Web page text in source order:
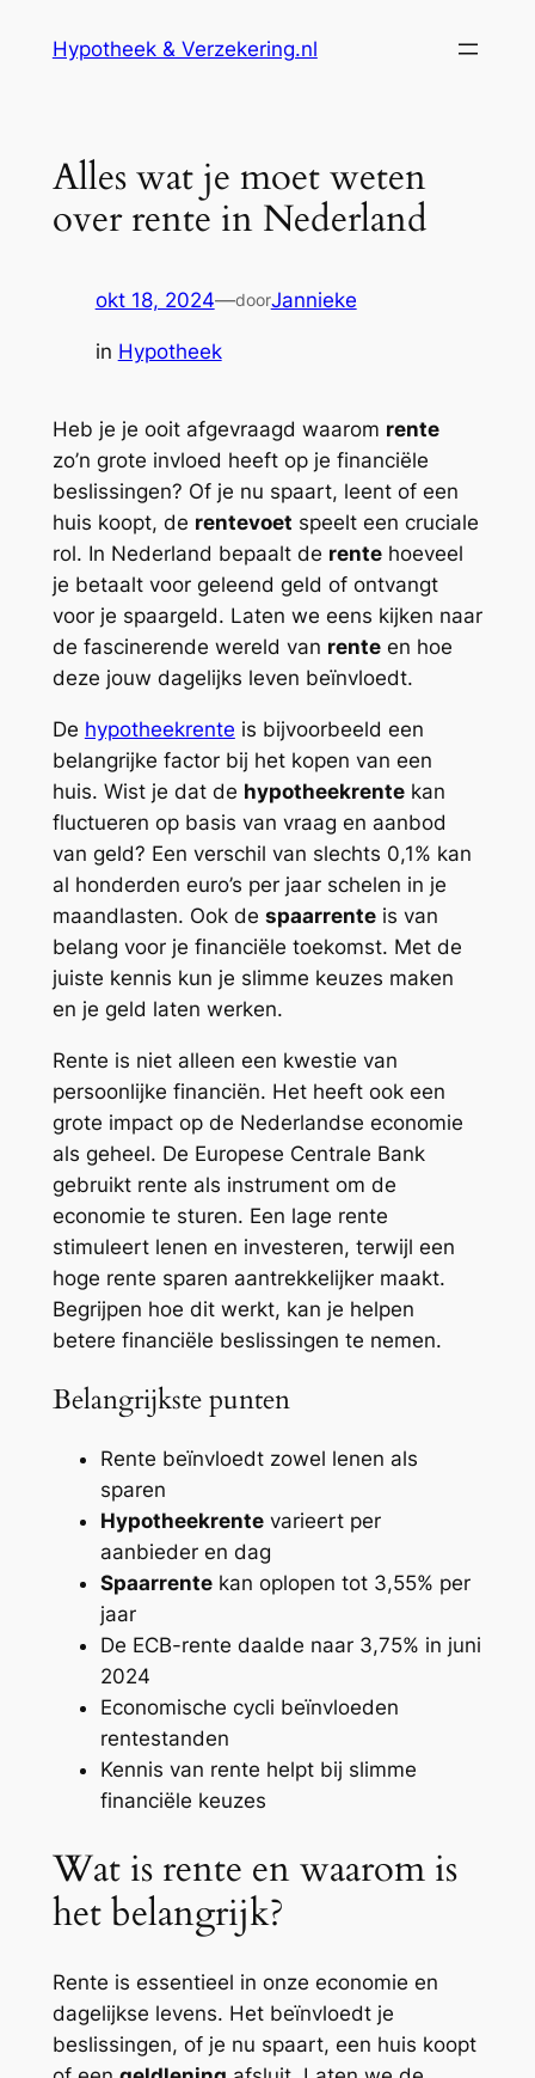
Hypotheek & Verzekering.nl
Alles wat je moet weten
over rente in Nederland
okt 18, 2024—doorJannieke
in Hypotheek
Heb je je ooit afgevraagd waarom rente
zo’n grote invloed heeft op je financiële
beslissingen? Of je nu spaart, leent of een
huis koopt, de rentevoet speelt een cruciale
rol. In Nederland bepaalt de rentehoeveel
je betaalt voor geleend geld of ontvangt
voor je spaargeld. Laten we eens kijken naar
de fascinerende wereld van renteen hoe
deze jouw dagelijks leven beïnvloedt.
De hypotheekrente is bijvoorbeeld een
belangrijke factor bij het kopen van een
huis. Wist je dat de hypotheekrentekan
fluctueren op basis van vraag en aanbod
van geld? Een verschil van slechts 0,1% kan
al honderden euro’s per jaar schelen in je
maandlasten. Ook de spaarrenteis van
belang voor je financiële toekomst. Met de
juiste kennis kun je slimme keuzes maken
en je geld laten werken.
Rente is niet alleen een kwestie van
persoonlijke financiën. Het heeft ook een
grote impact op de Nederlandse economie
als geheel. De Europese Centrale Bank
gebruikt rente als instrument om de
economie te sturen. Een lage rente
stimuleert lenen en investeren, terwijl een
hoge rente sparen aantrekkelijker maakt.
Begrijpen hoe dit werkt, kan je helpen
betere financiële beslissingen te nemen.
Belangrijkste punten
Rente beïnvloedt zowel lenen als
sparen
Hypotheekrentevarieert per
aanbieder en dag
Spaarrentekan oplopen tot 3,55% per
jaar
De ECB-rente daalde naar 3,75% in juni
2024
Economische cycli beïnvloeden
rentestanden
Kennis van rente helpt bij slimme
financiële keuzes
Wat is rente en waarom is
het belangrijk?
Rente is essentieel in onze economie en
dagelijkse levens. Het beïnvloedt je
beslissingen, of je nu spaart, een huis koopt